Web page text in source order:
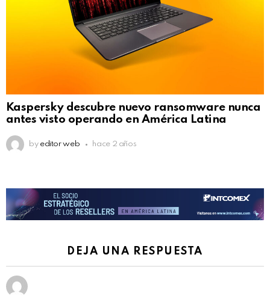
Kaspersky descubre nuevo ransomware nunca
antes visto operando en América Latina
by editor web hace 2 años
DEJA UNA RESPUESTA